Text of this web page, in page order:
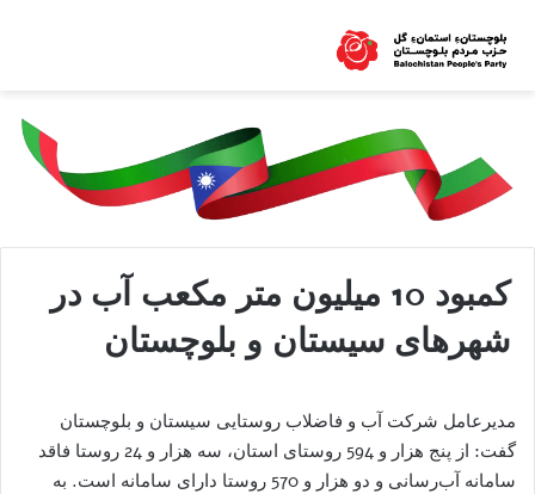
کمبود 10 میلیون متر مکعب آب در
شهرهای سیستان و بلوچستان
مدیرعامل شرکت آب و فاضلاب روستایی سیستان و بلوچستان
گفت: از پنج هزار و 594 روستای استان، سه هزار و 24 روستا فاقد
سامانه آب‌رسانی و دو هزار و 570 روستا دارای سامانه است. ‌به